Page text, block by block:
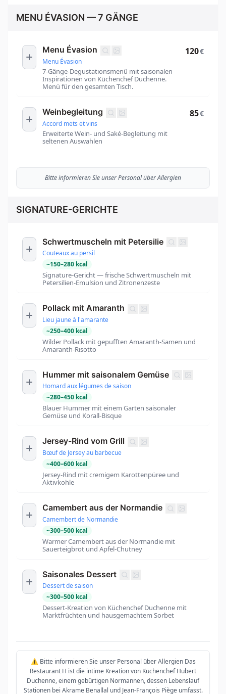
MENU ÉVASION — 7 GÄNGE
Menu Évasion
Menu Évasion
7-Gänge-Degustationsmenü mit saisonalen
Inspirationen von Küchenchef Duchenne.
Menü für den gesamten Tisch.
120€
Weinbegleitung
Accord mets et vins
Erweiterte Wein- und Saké-Begleitung mit
seltenen Auswahlen
85€
Bitte informieren Sie unser Personal über Allergien
SIGNATURE-GERICHTE
Schwertmuscheln mit Petersilie
Couteaux au persil
~150–280 kcal
Signature-Gericht — frische Schwertmuscheln mit
Petersilien-Emulsion und Zitronenzeste
Pollack mit Amaranth
Lieu jaune à l'amarante
~250–400 kcal
Wilder Pollack mit gepufften Amaranth-Samen und
Amaranth-Risotto
Hummer mit saisonalem Gemüse
Homard aux légumes de saison
~280–450 kcal
Blauer Hummer mit einem Garten saisonaler
Gemüse und Korall-Bisque
Jersey-Rind vom Grill
Bœuf de Jersey au barbecue
~400–600 kcal
Jersey-Rind mit cremigem Karottenpüree und
Aktivkohle
Camembert aus der Normandie
Camembert de Normandie
~300–500 kcal
Warmer Camembert aus der Normandie mit
Sauerteigbrot und Apfel-Chutney
Saisonales Dessert
Dessert de saison
~300–500 kcal
Dessert-Kreation von Küchenchef Duchenne mit
Marktfrüchten und hausgemachtem Sorbet
⚠️ Bitte informieren Sie unser Personal über Allergien Das
Restaurant H ist die intime Kreation von Küchenchef Hubert
Duchenne, einem gebürtigen Normannen, dessen Lebenslauf
Stationen bei Akrame Benallal und Jean-François Piège umfasst.